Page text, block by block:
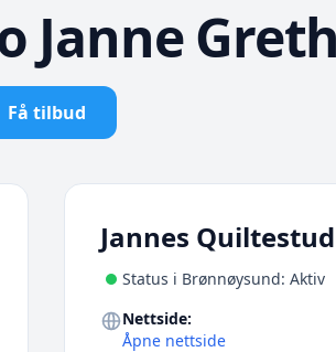
Janne
Få tilbud
Jannes
Status i Brønnøysund: Aktiv
Nettside:
Åpne nettside